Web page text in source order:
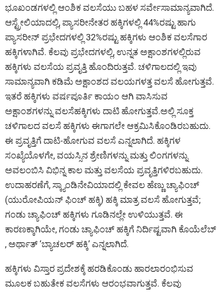
ಭೂಖಂಡಗಳಲ್ಲಿ ಆಂಶಿಕ ವಲಸೆಯು ಬಹಳ ಸರ್ವೇಸಾಮಾನ್ಯವಾಗಿದೆ.
ಆಸ್ಟ್ರೇಲಿಯಾದಲ್ಲಿ, ಪ್ಯಾಸರೀನೇತರ ಹಕ್ಕಿಗಳಲ್ಲಿ 44%ರಷ್ಟು ಹಾಗು
ಪ್ಯಾಸರೀನ್‌ ಪ್ರಭೇದಗಳಲ್ಲಿ 32%ರಷ್ಟು ಹಕ್ಕಿಗಳು ಆಂಶಿಕ ವಲಸೆಗಾರ
ಹಕ್ಕಿಗಳಾಗಿವೆ. ಕೆಲವು ಪ್ರಭೇದಗಳಲ್ಲಿ, ಉನ್ನತ ಅಕ್ಷಾಂಶಗಳಲ್ಲಿರುವ
ಹಕ್ಕಿಗಳು ವಲಸೆಯ ಪ್ರವೃತ್ತಿ ಹೊಂದಿರುತ್ತವೆ. ಚಳಿಗಾಲದಲ್ಲಿ ಇವು
ಸಾಮಾನ್ಯವಾಗಿ ಕಡಿಮೆ ಅಕ್ಷಾಂಶದ ವಲಯಗಳತ್ತ ವಲಸೆ ಹೋಗುತ್ತವೆ.
ಇತರೆ ಹಕ್ಕಿಗಳು ವರ್ಷಪೂರ್ತಿ ಕಾಯಂ ಆಗಿ ವಾಸಿಸುವ
ಅಕ್ಷಾಂಶಗಳನ್ನು ವಲಸೆಹಕ್ಕಿಗಳು ದಾಟಿ ಹೋಗುತ್ತವೆ.ಅಲ್ಲಿ ಸೂಕ್ತ
ಚಳಿಗಾಲದ ವಲಸೆ ಹಕ್ಕಿಗಳು ಈಗಾಗಲೇ ಆಕ್ರಮಿಸಿಕೊಂಡಿರಬಹುದು.
ಈ ಪ್ರವೃತ್ತಿಗೆ ದಾಟಿ-ಹೋಗುವ ವಲಸೆ ಎನ್ನಲಾಗಿದೆ. ಹಕ್ಕಿಗಳ
ಸಂಖ್ಯೆಯೊಳಗೇ, ವಯಸ್ಸಿನ ಶ್ರೇಣಿಗಳನ್ನು ಮತ್ತು ಲಿಂಗಗಳನ್ನು
ಅವಲಂಬಿಸಿ ವಿಭಿನ್ನ ಕಾಲ ಮತ್ತು ವಲಸೆಯ ಪ್ರವೃತ್ತಿಗಳಿರಬಹುದು.
ಉದಾಹರಣೆಗೆ, ಸ್ಕ್ಯಾಂಡಿನೇವಿಯಾದಲ್ಲಿ ಕೇವಲ ಹೆಣ್ಣು ಚ್ಯಾಫಿಂಚ್‌
(ಯುರೋಪಿಯನ್‌ ಫಿಂಚ್‌ ಹಕ್ಕಿ) ಹಕ್ಕಿ ಮಾತ್ರ ವಲಸೆ ಹೋಗುತ್ತವೆ;
ಗಂಡು ಚ್ಯಾಫಿಂಚ್‌ ಹಕ್ಕಿಗಳು ಗೂಡಿನಲ್ಲೇ ಉಳಿಯುತ್ತವೆ. ಈ
ಕಾರಣಕ್ಕಾಗಿಯೇ, ಗಂಡು ಚ್ಯಾಫಿಂಚ್‌ ಹಕ್ಕಿಗೆ ನಿರ್ದಿಷ್ಟವಾಗಿ ಕೊಯೆಲೆಬ್
‌, ಅರ್ಥಾತ್‌ ‘ಬ್ಯಾಚಲರ್‌ ಹಕ್ಕಿ’ ಎನ್ನಲಾಗಿದೆ.
ಹಕ್ಕಿಗಳು ವಿಸ್ತಾರ ಪ್ರದೇಶಕ್ಕೆ ಹರಡಿಕೊಂಡು ಹಾರಲಾರಂಭಿಸುವ
ಮೂಲಕ ಬಹುತೇಕ ವಲಸೆಗಳು ಆರಂಭವಾಗುತ್ತವೆ. ಕೆಲವು